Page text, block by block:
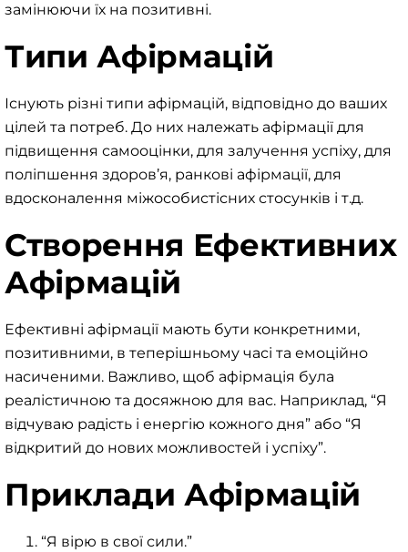
замінюючи їх на позитивні.
Типи Афірмацій
Існують різні типи афірмацій, відповідно до ваших
цілей та потреб. До них належать афірмації для
підвищення самооцінки, для залучення успіху, для
поліпшення здоров’я, ранкові афірмації, для
вдосконалення міжособистісних стосунків і т.д.
Створення Ефективних
Афірмацій
Ефективні афірмації мають бути конкретними,
позитивними, в теперішньому часі та емоційно
насиченими. Важливо, щоб афірмація була
реалістичною та досяжною для вас. Наприклад, “Я
відчуваю радість і енергію кожного дня” або “Я
відкритий до нових можливостей і успіху”.
Приклади Афірмацій
“Я вірю в свої сили.”